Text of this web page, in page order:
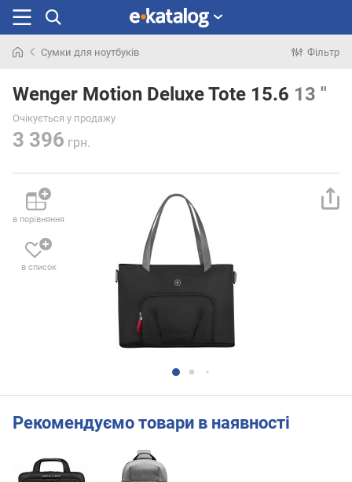
раніше
Сумки для ноутбуків Фільтр
Wenger Motion Deluxe Tote 15.6 13 "
Очікується у продажу
3 396 грн.
в порівняння
в список
Рекомендуємо товари в наявності